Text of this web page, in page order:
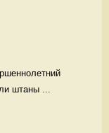
штаны ...